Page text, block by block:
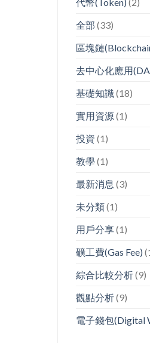
全部 (33)
區塊鏈
去中心化應用
基礎知識(18)
實用資源(1)
投資 (1)
教學 (1)
最新消息 (3)
未分類(1)
用戶分享(1)
礦工費(Gas Fee)
綜合比較分析(9)
觀點分析(9)
電子錢包(Digital